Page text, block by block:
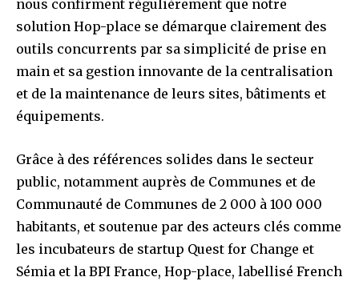
nous confirment régulièrement que notre
solution Hop-place se démarque clairement des
outils concurrents par sa simplicité de prise en
main et sa gestion innovante de la centralisation
et de la maintenance de leurs sites, bâtiments et
équipements.
Grâce à des références solides dans le secteur
public, notamment auprès de Communes et de
Communauté de Communes de 2 000 à 100 000
habitants, et soutenue par des acteurs clés comme
les incubateurs de startup Quest for Change et
Sémia et la BPI France, Hop-place, labellisé French